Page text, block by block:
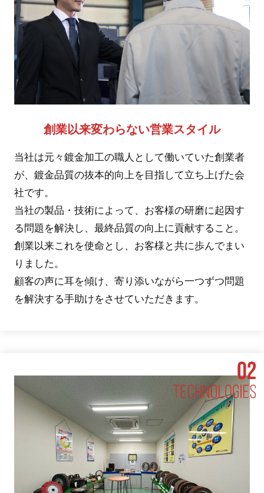
創業以来変わらない営業スタイル
当社は元々鍍金加工の職人として働いていた創業者
が、鍍金品質の抜本的向上を目指して立ち上げた会
社です。
当社の製品・技術によって、お客様の研磨に起因す
る問題を解決し、最終品質の向上に貢献すること。
創業以来これを使命とし、お客様と共に歩んでまい
りました。
顧客の声に耳を傾け、寄り添いながら一つずつ問題
を解決する手助けをさせていただきます。